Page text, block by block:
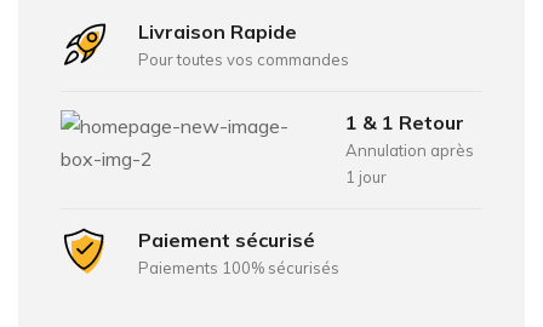
Livraison Rapide
Pour toutes vos commandes
1 & 1 Retour
Annulation après
1 jour
Paiement sécurisé
Paiements 100% sécurisés